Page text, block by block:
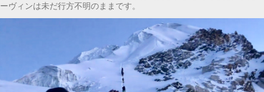
ーヴィンは未だ行方不明のままです。